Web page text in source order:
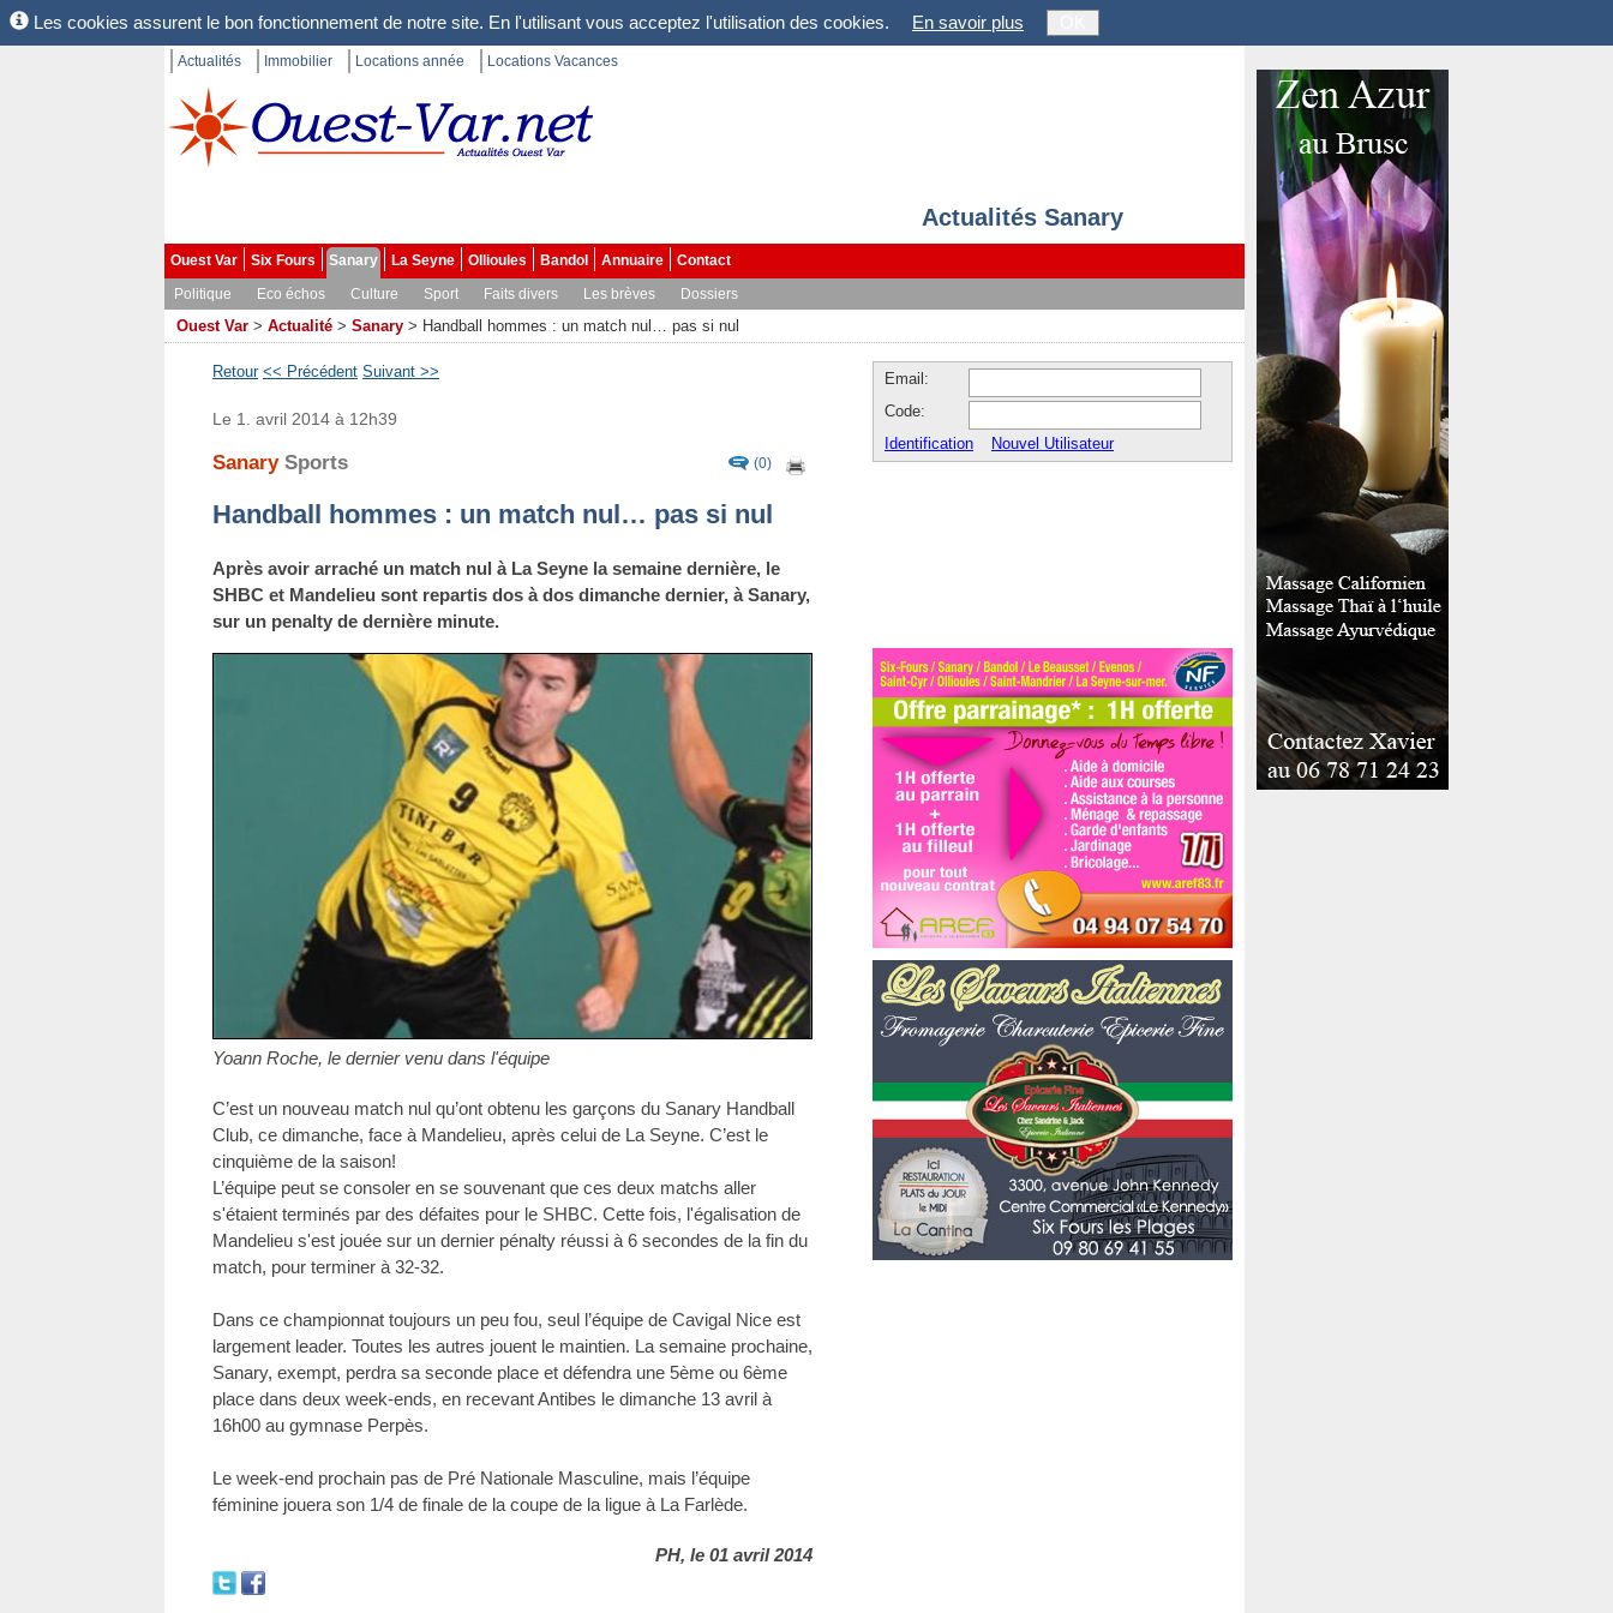
Les cookies assurent le bon fonctionnement de notre site. En l'utilisant vous acceptez l'utilisation des cookies. En savoir plus
Actualités Immobilier Locations année Locations Vacances
Actualités Sanary
Ouest Var Six Fours Sanary La Seyne Ollioules Bandol Annuaire
Contact
Politique
Eco échos Culture Sport Faits divers Les brèves Dossiers
Ouest Var > Actualité > Sanary > Handball hommes : un match nul… pas si nul
Retour << Précédent Suivant >>
(0)
Le 1. avril 2014 à 12h39
Sanary Sports
Handball hommes : un match nul… pas si nul
Après avoir arraché un match nul à La Seyne la semaine dernière, le
SHBC et Mandelieu sont repartis dos à dos dimanche dernier, à Sanary,
sur un penalty de dernière minute.
Yoann Roche, le dernier venu dans l'équipe
C’est un nouveau match nul qu’ont obtenu les garçons du Sanary Handball
Club, ce dimanche, face à Mandelieu, après celui de La Seyne. C’est le
cinquième de la saison!
L’équipe peut se consoler en se souvenant que ces deux matchs aller
s'étaient terminés par des défaites pour le SHBC. Cette fois, l'égalisation de
Mandelieu s'est jouée sur un dernier pénalty réussi à 6 secondes de la fin du
match, pour terminer à 32-32.
Dans ce championnat toujours un peu fou, seul l’équipe de Cavigal Nice est
largement leader. Toutes les autres jouent le maintien. La semaine prochaine,
Sanary, exempt, perdra sa seconde place et défendra une 5ème ou 6ème
place dans deux week-ends, en recevant Antibes le dimanche 13 avril à
16h00 au gymnase Perpès.
Le week-end prochain pas de Pré Nationale Masculine, mais l’équipe
féminine jouera son 1/4 de finale de la coupe de la ligue à La Farlède.
PH, le 01 avril 2014
Email:
Code:
Identification
Nouvel Utilisateur